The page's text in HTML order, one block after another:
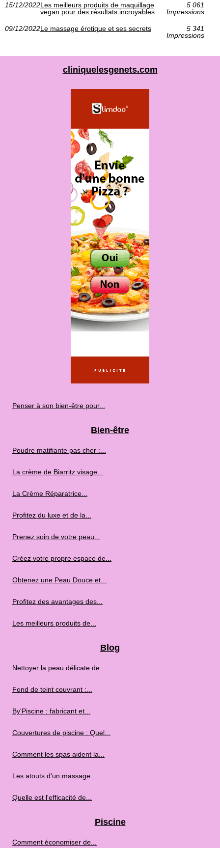
15/12/2022Les meilleurs produits de maquillage
vegan pour des résultats incroyables
5 061
Impressions
09/12/2022Le massage érotique et ses secrets
5 341
Impressions
cliniquelesgenets.com
Penser à son bien-être pour...
Bien-être
Poudre matifiante pas cher :...
La crème de Biarritz visage...
La Crème Réparatrice...
Profitez du luxe et de la...
Prenez soin de votre peau...
Créez votre propre espace de...
Obtenez une Peau Douce et...
Profitez des avantages des...
Les meilleurs produits de...
Blog
Nettoyer la peau délicate de...
Fond de teint couvrant :...
By'Piscine : fabricant et...
Couvertures de piscine : Quel...
Comment les spas aident la...
Les atouts d'un massage...
Quelle est l'efficacité de...
Piscine
Comment économiser de...